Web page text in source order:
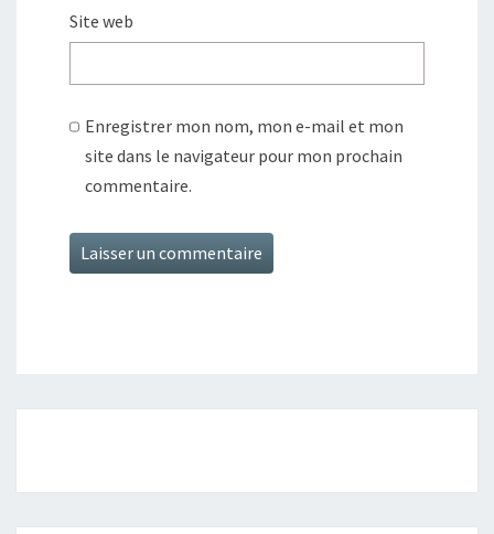
Site web
Enregistrer mon nom, mon e-mail et mon
site dans le navigateur pour mon prochain
commentaire.